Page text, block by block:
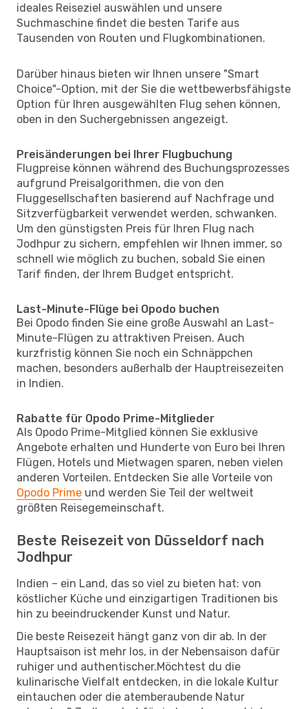
ideales Reiseziel auswählen und unsere
Suchmaschine findet die besten Tarife aus
Tausenden von Routen und Flugkombinationen.
Darüber hinaus bieten wir Ihnen unsere "Smart
Choice"-Option, mit der Sie die wettbewerbsfähigste
Option für Ihren ausgewählten Flug sehen können,
oben in den Suchergebnissen angezeigt.
Preisänderungen bei Ihrer Flugbuchung
Flugpreise können während des Buchungsprozesses
aufgrund Preisalgorithmen, die von den
Fluggesellschaften basierend auf Nachfrage und
Sitzverfügbarkeit verwendet werden, schwanken.
Um den günstigsten Preis für Ihren Flug nach
Jodhpur zu sichern, empfehlen wir Ihnen immer, so
schnell wie möglich zu buchen, sobald Sie einen
Tarif finden, der Ihrem Budget entspricht.
Last-Minute-Flüge bei Opodo buchen
Bei Opodo finden Sie eine große Auswahl an Last-
Minute-Flügen zu attraktiven Preisen. Auch
kurzfristig können Sie noch ein Schnäppchen
machen, besonders außerhalb der Hauptreisezeiten
in Indien.
Rabatte für Opodo Prime-Mitglieder
Als Opodo Prime-Mitglied können Sie exklusive
Angebote erhalten und Hunderte von Euro bei Ihren
Flügen, Hotels und Mietwagen sparen, neben vielen
anderen Vorteilen. Entdecken Sie alle Vorteile von
Opodo Prime und werden Sie Teil der weltweit
größten Reisegemeinschaft.
Beste Reisezeit von Düsseldorf nach
Jodhpur
Indien – ein Land, das so viel zu bieten hat: von
köstlicher Küche und einzigartigen Traditionen bis
hin zu beeindruckender Kunst und Natur.
Die beste Reisezeit hängt ganz von dir ab. In der
Hauptsaison ist mehr los, in der Nebensaison dafür
ruhiger und authentischer.Möchtest du die
kulinarische Vielfalt entdecken, in die lokale Kultur
eintauchen oder die atemberaubende Natur